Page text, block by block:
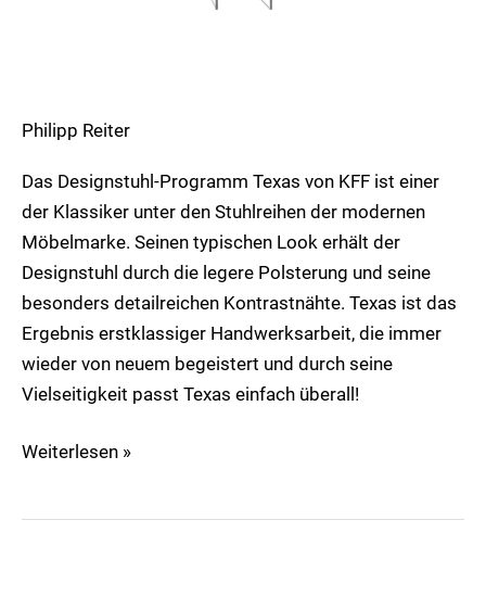
Philipp Reiter
Das Designstuhl-Programm Texas von KFF ist einer
der Klassiker unter den Stuhlreihen der modernen
Möbelmarke. Seinen typischen Look erhält der
Designstuhl durch die legere Polsterung und seine
besonders detailreichen Kontrastnähte. Texas ist das
Ergebnis erstklassiger Handwerksarbeit, die immer
wieder von neuem begeistert und durch seine
Vielseitigkeit passt Texas einfach überall!
Weiterlesen »